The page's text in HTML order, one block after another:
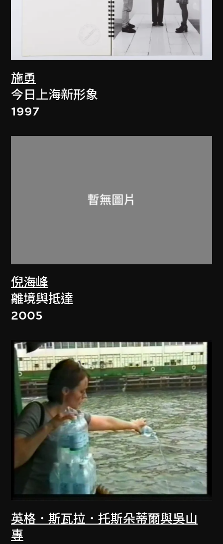
施勇
今日上海新形象
1997
倪海峰
離境與抵達
2005
英格．斯瓦拉．托斯朵蒂爾與吳山
專